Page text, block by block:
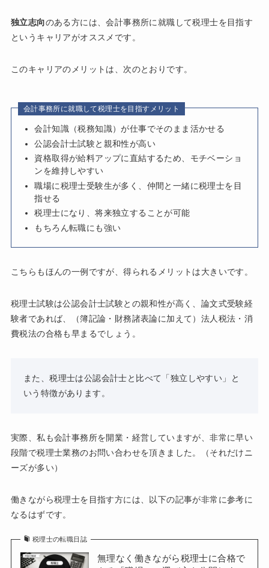
独立志向のある方には、会計事務所に就職して税理士を目指す
というキャリアがオススメです。
このキャリアのメリットは、次のとおりです。
会計事務所に就職して税理士を目指すメリット
会計知識（税務知識）が仕事でそのまま活かせる
公認会計士試験と親和性が高い
資格取得が給料アップに直結するため、モチベーショ
ンを維持しやすい
職場に税理士受験生が多く、仲間と一緒に税理士を目
指せる
税理士になり、将来独立することが可能
もちろん転職にも強い
こちらもほんの一例ですが、得られるメリットは大きいです。
税理士試験は公認会計士試験との親和性が高く、論文式受験経
験者であれば、（簿記論・財務諸表論に加えて）法人税法・消
費税法の合格も早まるでしょう。
また、税理士は公認会計士と比べて「独立しやすい」と
いう特徴があります。
実際、私も会計事務所を開業・経営していますが、非常に早い
段階で税理士業務のお問い合わせを頂きました。（それだけニ
ーズが多い）
働きながら税理士を目指す方には、以下の記事が非常に参考に
なるはずです。
税理士の転職日誌
無理なく働きながら税理士に合格で